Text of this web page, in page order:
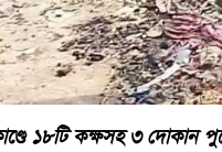
১৮টি কক্ষসহ ৩ দোকান